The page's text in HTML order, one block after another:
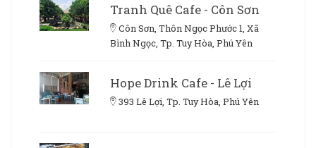
Tranh Quê Cafe - Côn Sơn
Côn Sơn, Thôn Ngọc Phước 1, Xã
Bình Ngọc, Tp. Tuy Hòa, Phú Yên
Hope Drink Cafe - Lê Lợi
393 Lê Lợi, Tp. Tuy Hòa, Phú Yên